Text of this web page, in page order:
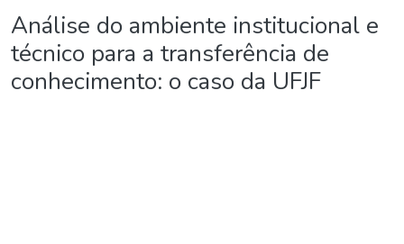
Análise do ambiente institucional e
técnico para a transferência de
conhecimento: o caso da UFJF